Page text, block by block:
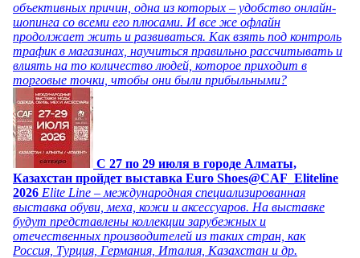
объективных причин, одна из которых – удобство онлайн-
шопинга со всеми его плюсами. И все же офлайн
продолжает жить и развиваться. Как взять под контроль
трафик в магазинах, научиться правильно рассчитывать и
влиять на то количество людей, которое приходит в
торговые точки, чтобы они были прибыльными?
C 27 по 29 июля в городе Алматы,
Казахстан пройдет выставка Euro Shoes@CAF_Eliteline
2026 Elite Line – международная специализированная
выставка обуви, меха, кожи и аксессуаров. На выставке
будут представлены коллекции зарубежных и
отечественных производителей из таких стран, как
Россия, Турция, Германия, Италия, Казахстан и др.